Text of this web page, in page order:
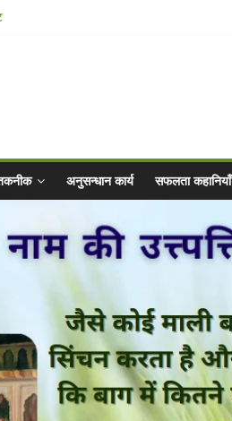
for Sahaj Krishi Promotions
- 2025-26
Water
अनुसन्धान कार्य सफलता कहानियाँ